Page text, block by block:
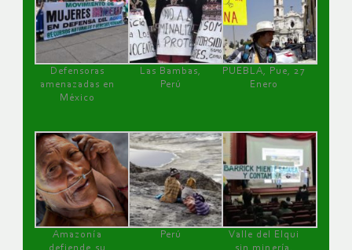
Defensoras
amenazadas en
México
Las Bambas,
Perú
PUEBLA, Pue, 27
Enero
Amazonía
Perú
Valle del Elqui